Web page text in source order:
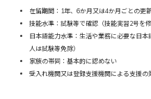
在留期間：1年、6か月又は4か月ごとの更
技能水準：試験等で確認（技能実習2号を
日本語能力水準：生活や業務に必要な日
人は試験等免除）
家族の帯同：基本的に認めない
受入れ機関又は登録支援機関による支援の